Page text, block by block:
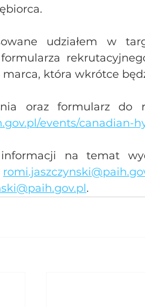
udziałem w
która wkrótce
events/canadian-
informacji na temat
.